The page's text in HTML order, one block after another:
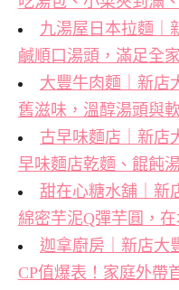
九湯屋日本拉麵｜
鹹順口湯頭，滿足全
大豐牛肉麵｜新店
舊滋味，溫醇湯頭與
古早味麵店｜新店
早味麵店乾麵、餛飩
甜在心糖水舖｜新
綿密芋泥Q彈芋圓，
迦拿廚房｜新店大
CP值爆表！家庭外帶